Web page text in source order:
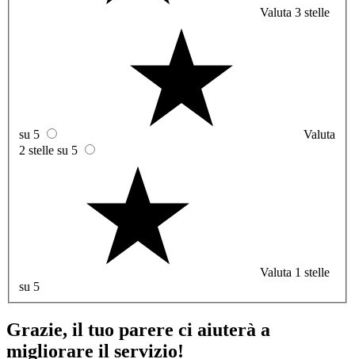
Valuta 3 stelle
su 5
Valuta
2 stelle su 5
Valuta 1 stelle
su 5
Grazie, il tuo parere ci aiuterà a
migliorare il servizio!